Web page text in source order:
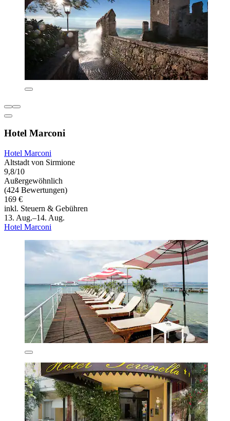
Hotel Marconi
Hotel Marconi
Altstadt von Sirmione
9,8/10
Außergewöhnlich
(424 Bewertungen)
169 €
inkl. Steuern & Gebühren
13. Aug.–14. Aug.
Hotel Marconi